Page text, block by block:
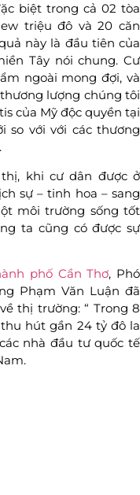
biệt trong cả 02 tòa
triệu đô và 20 căn
này là đầu tiên của
Tây nói chung. Cư
ngoài mong đợi, và
lượng chúng tôi
của Mỹ độc quyền tại
so với với các thương
khi cư dân được ở
sự – tinh hoa – sang
môi trường sống tốt
ta cũng có được sự
phố Cần Thơ, Phó
Phạm Văn Luận đã
thị trường: “ Trong 8
hút gần 24 tỷ đô la
nhà đầu tư quốc tế